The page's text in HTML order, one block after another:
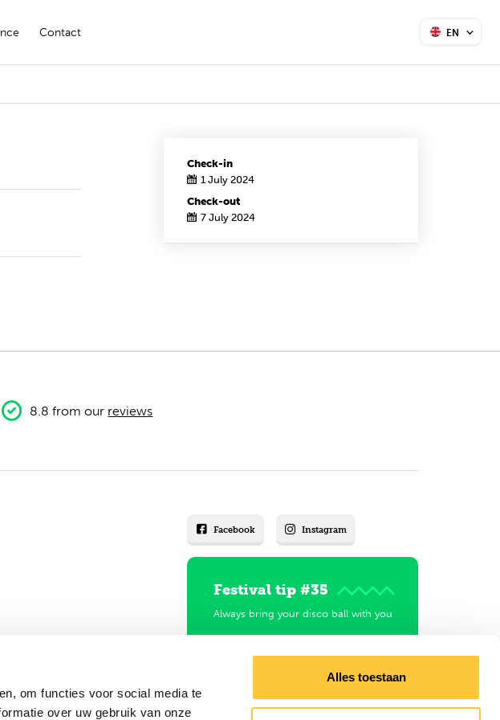
om functies voor social media te
over uw gebruik van onze
Alles toestaan
Contact EN
Check-in
1 July 2024
Check-out
7 July 2024
8.8 from our reviews
Facebook Instagram
Festival tip #35
Always bring your disco ball with you